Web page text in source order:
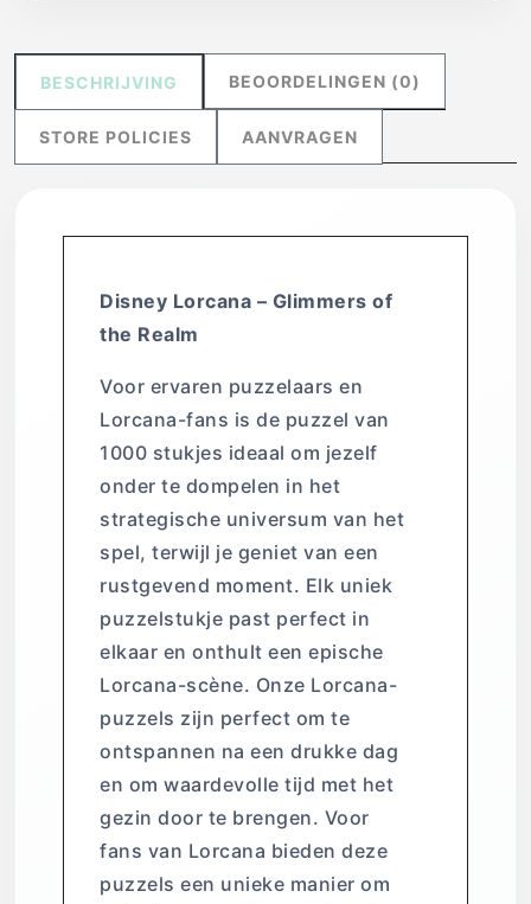
BESCHRIJVING BEOORDELINGEN (0)
STORE POLICIES AANVRAGEN
Disney Lorcana – Glimmers of
the Realm
Voor ervaren puzzelaars en
Lorcana-fans is de puzzel van
1000 stukjes ideaal om jezelf
onder te dompelen in het
strategische universum van het
spel, terwijl je geniet van een
rustgevend moment. Elk uniek
puzzelstukje past perfect in
elkaar en onthult een epische
Lorcana-scène. Onze Lorcana-
puzzels zijn perfect om te
ontspannen na een drukke dag
en om waardevolle tijd met het
gezin door te brengen. Voor
fans van Lorcana bieden deze
puzzels een unieke manier om